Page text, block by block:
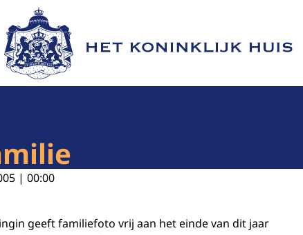
Naar de homepage van Het Koninklijk Huis
| 00:00
geeft familiefoto vrij aan het einde van dit jaar